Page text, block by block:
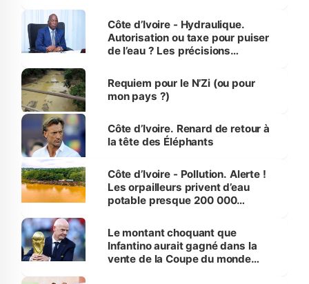
Côte d’Ivoire - Hydraulique.
Autorisation ou taxe pour puiser
de l’eau ? Les précisions
Requiem pour le N’Zi (ou pour
mon pays ?)
Côte d’Ivoire. Renard de retour à
la tête des Éléphants
Côte d’Ivoire - Pollution. Alerte !
Les orpailleurs privent d’eau
potable presque 200 000
Le montant choquant que
Infantino aurait gagné dans la
vente de la Coupe du monde